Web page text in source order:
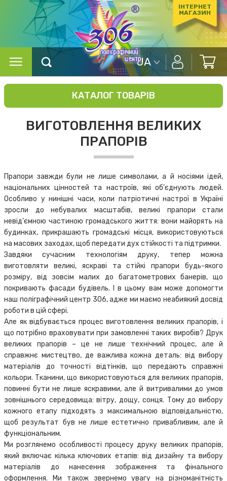
ІНТЕРНЕТ
МАГАЗИН
UA
КАТАЛОГ ТОВАРІВ
ВИГОТОВЛЕННЯ ВЕЛИКИХ
ПРАПОРІВ
Прапори завжди були не лише символами, а й носіями ідей,
національних цінностей та настроїв, які об’єднують людей.
Особливо у нинішні часи, коли патріотичні настрої в Україні
зросли до небувалих масштабів, великі прапори стали
невід’ємною частиною громадського життя: вони майорять на
будинках, прикрашають громадські місця, використовуються
на масових заходах, щоб передати дух стійкості та підтримки.
Завдяки сучасним технологіям друку, тепер можна
виготовляти великі, яскраві та стійкі прапори будь-якого
розміру, від зовсім малих до багатометрових банерів, що
покривають фасади будівель. І в цьому вам може допомогти
наш поліграфічний центр 306, адже ми маємо неабиякий досвід
роботи в цій сфері.
Але як відбувається процес виготовлення великих прапорів, і
що потрібно враховувати при замовленні таких виробів? Друк
великих прапорів – це не лише технічний процес, але й
справжнє мистецтво, де важлива кожна деталь: від вибору
матеріалів до точності відтінків, що передають справжні
кольори. Тканини, що використовуються для великих прапорів,
повинні бути не лише яскравими, але й витривалими до умов
зовнішнього середовища: вітру, дощу, сонця. Тому до вибору
кожного етапу підходять з максимальною відповідальністю,
щоб результат був не лише естетично привабливим, але й
функціональним.
Ми розглянемо особливості процесу друку великих прапорів,
який включає кілька ключових етапів: від дизайну та вибору
матеріалів до нанесення зображення та фінального
оформлення. Ми також звернемо увагу на різноманітність